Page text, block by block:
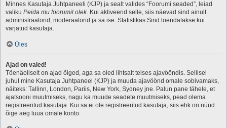
Minnes Kasutaja Juhtpaneeli (KJP) ja sealt valides “Foorumi seaded”, leiad
valiku Peida mu foorumil olek. Kui aktiveerid selle, siis näevad sind ainult
administraatorid, moderaatorid ja sa ise. Statistikas Sind loendatakse kui
varjatud kasutaja.
Üles
Ajad on valed!
Tõenäoliselt on ajad õiged, aga sa oled lihtsalt teises ajavööndis. Sellisel
juhul mine Kasutaja Juhtpaneel (KJP) ja muuda ajavöönd omale sobivamaks,
näiteks: Tallinn, London, Pariis, New York, Sydney jne. Palun pane tähele, et
ajatsooni muutmiseks, nagu ka muude seadete muutmiseks, pead olema
registreeritud kasutaja. Kui sa ei ole registreeritud kasutaja, siis ehk on nüüd
õige aeg luua omale konto.